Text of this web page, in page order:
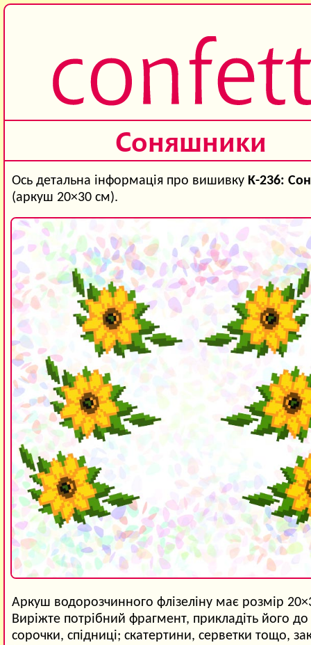
Соняшники
Ось детальна інформація про вишивку K-236:
(аркуш 20×30 см).
Аркуш водорозчинного флізеліну має розмір
Виріжте потрібний фрагмент, прикладіть його до
сорочки, спідниці; скатертини, серветки тощо,